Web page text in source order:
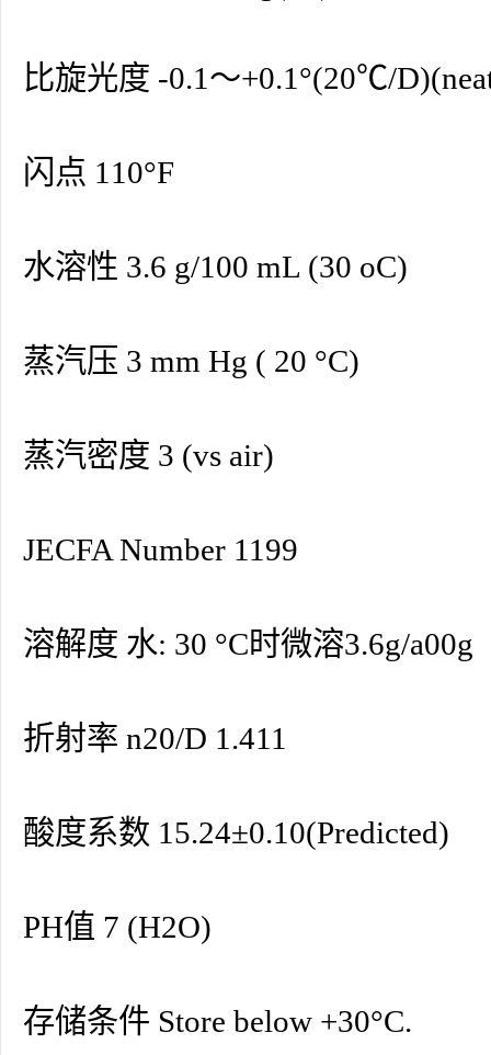
比旋光度 -0.1～+0.1°(20℃/
闪点 110°F
水溶性 3.6 g/100 mL (30 oC)
蒸汽压 3 mm Hg ( 20 °C)
蒸汽密度 3 (vs air)
JECFA Number 1199
溶解度 水: 30 °C时微溶3.6g/a00g
折射率 n20/D 1.411
酸度系数 15.24±0.10(Predicted)
PH值 7 (H2O)
存储条件 Store below +30°C.